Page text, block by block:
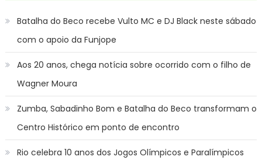
Batalha do Beco recebe Vulto MC e DJ Black neste sábado
com o apoio da Funjope
Aos 20 anos, chega notícia sobre ocorrido com o filho de
Wagner Moura
Zumba, Sabadinho Bom e Batalha do Beco transformam o
Centro Histórico em ponto de encontro
Rio celebra 10 anos dos Jogos Olímpicos e Paralímpicos